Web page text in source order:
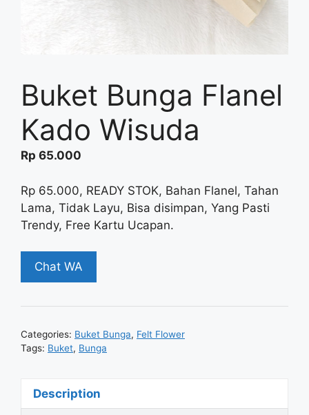
Buket Bunga Flanel
Kado Wisuda
Rp 65.000
Rp 65.000, READY STOK, Bahan Flanel, Tahan
Lama, Tidak Layu, Bisa disimpan, Yang Pasti
Trendy, Free Kartu Ucapan.
Chat WA
Categories: Buket Bunga, Felt Flower
Tags: Buket, Bunga
Description